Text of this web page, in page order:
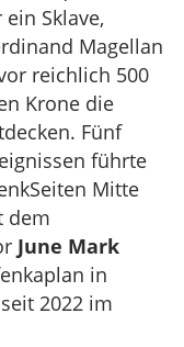
Sklave,
Magellan
reichlich 500
Krone die
Fünf
führte
Mitte
dem
June Mark
in
2022 im